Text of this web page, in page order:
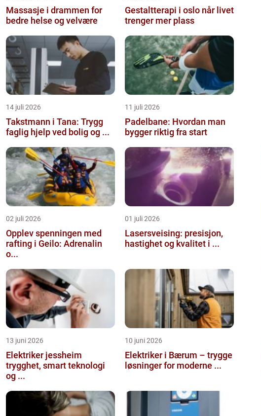
Massasje i drammen for
bedre helse og velvære
Gestaltterapi i oslo når livet
trenger mer plass
14 juli 2026
Takstmann i Tana: Trygg
faglig hjelp ved bolig og ...
11 juli 2026
Padelbane: Hvordan man
bygger riktig fra start
02 juli 2026
Opplev spenningen med
rafting i Geilo: Adrenalin
o...
01 juli 2026
Lasersveising: presisjon,
hastighet og kvalitet i ...
13 juni 2026
Elektriker jessheim
trygghet, smart teknologi
og ...
10 juni 2026
Elektriker i Bærum – trygge
løsninger for moderne ...